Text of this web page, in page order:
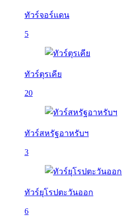
ทัวร์จอร์แดน
5
ทัวร์ตุรเคีย
20
ทัวร์สหรัฐอาหรับฯ
3
ทัวร์ยุโรปตะวันออก
6